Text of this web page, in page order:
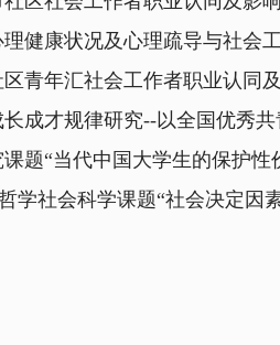
康状况及心理疏导与社会工
年汇社会工作者职业认同及
才规律研究--以全国优秀共
“当代中国大学生的保护性
学社会科学课题“社会决定因